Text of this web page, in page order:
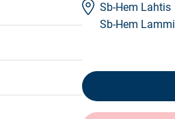
Sb-Hem Lahtis
Sb-Hem Lammi